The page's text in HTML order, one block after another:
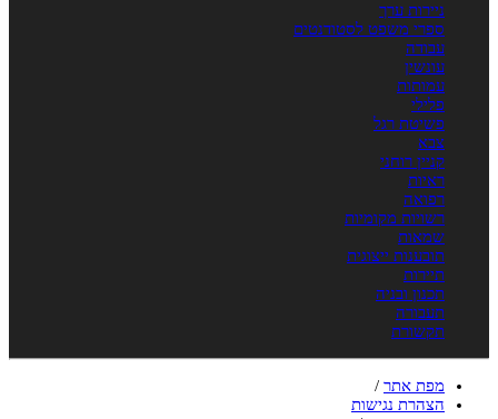
ניירות ערך
ספרי משפט לסטודנטים
עבודה
עונשין
עמותות
פלילי
פשיטת רגל
צבא
קניין רוחני
ראיות
רפואה
רשויות מקומיות
שמאות
תובענות ייצוגית
תיירות
תכנון ובניה
תעבורה
תקשורת
מפת אתר /
הצהרת נגישות